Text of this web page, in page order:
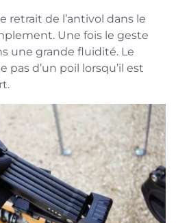
retrait de l’antivol dans le
Une fois le geste
une grande fluidité. Le
pas d’un poil lorsqu’il est